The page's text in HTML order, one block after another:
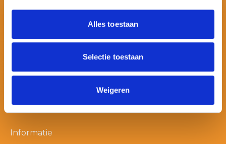
Alles toestaan
Selectie toestaan
Weigeren
Contactinformatie
E: info@ballonnenpartners.nl
T:06 - 394 489 22
Informatie